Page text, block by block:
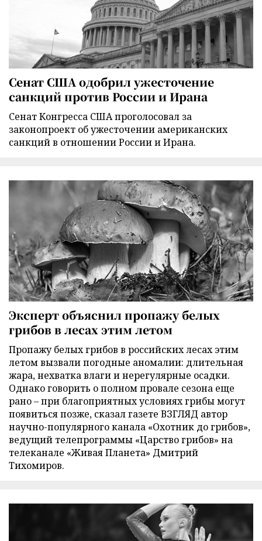
Сенат США одобрил ужесточение
санкций против России и Ирана
Сенат Конгресса США проголосовал за
законопроект об ужесточении американских
санкций в отношении России и Ирана.
Эксперт объяснил пропажу белых
грибов в лесах этим летом
Пропажу белых грибов в российских лесах этим
летом вызвали погодные аномалии: длительная
жара, нехватка влаги и нерегулярные осадки.
Однако говорить о полном провале сезона еще
рано – при благоприятных условиях грибы могут
появиться позже, сказал газете ВЗГЛЯД автор
научно-популярного канала «Охотник до грибов»,
ведущий телепрограммы «Царство грибов» на
телеканале «Живая Планета» Дмитрий
Тихомиров.